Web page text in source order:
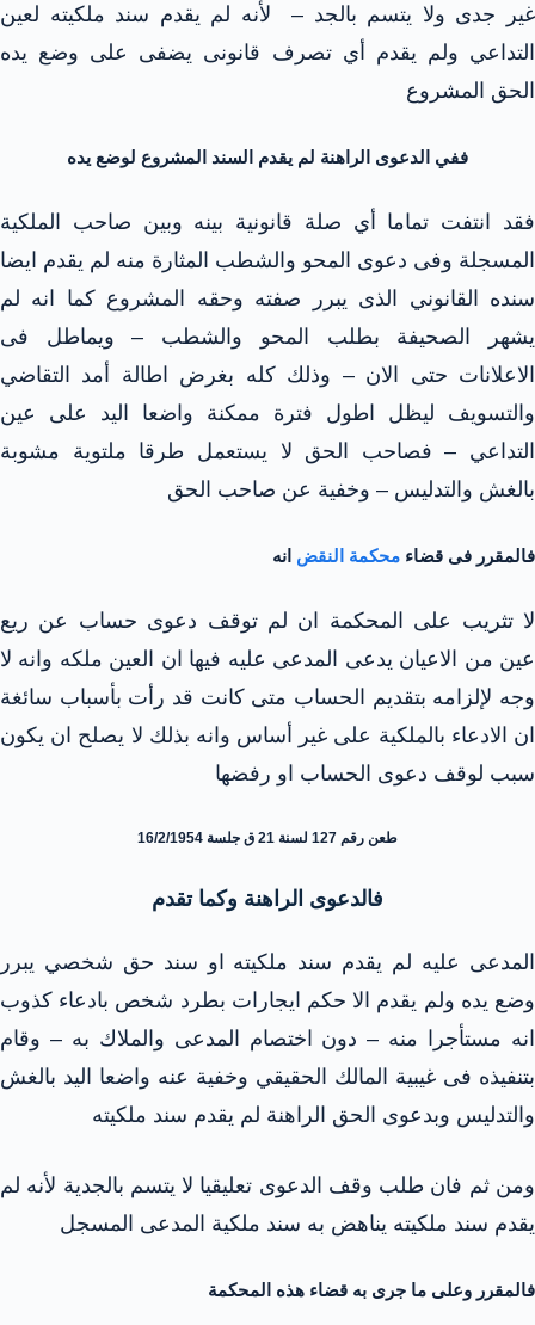
غير جدى ولا يتسم بالجد – لأنه لم يقدم سند ملكيته لعين
التداعي ولم يقدم أي تصرف قانونى يضفى على وضع يده
الحق المشروع
ففي الدعوى الراهنة لم يقدم السند المشروع لوضع يده
فقد انتفت تماما أي صلة قانونية بينه وبين صاحب الملكية
المسجلة وفى دعوى المحو والشطب المثارة منه لم يقدم ايضا
سنده القانوني الذى يبرر صفته وحقه المشروع كما انه لم
يشهر الصحيفة بطلب المحو والشطب – ويماطل فى
الاعلانات حتى الان – وذلك كله بغرض اطالة أمد التقاضي
والتسويف ليظل اطول فترة ممكنة واضعا اليد على عين
التداعي – فصاحب الحق لا يستعمل طرقا ملتوية مشوبة
بالغش والتدليس – وخفية عن صاحب الحق
فالمقرر فى قضاء محكمة النقض انه
لا تثريب على المحكمة ان لم توقف دعوى حساب عن ريع
عين من الاعيان يدعى المدعى عليه فيها ان العين ملكه وانه لا
وجه لإلزامه بتقديم الحساب متى كانت قد رأت بأسباب سائغة
ان الادعاء بالملكية على غير أساس وانه بذلك لا يصلح ان يكون
سبب لوقف دعوى الحساب او رفضها
طعن رقم 127 لسنة 21 ق جلسة 16/2/1954
فالدعوى الراهنة وكما تقدم
المدعى عليه لم يقدم سند ملكيته او سند حق شخصي يبرر
وضع يده ولم يقدم الا حكم ايجارات بطرد شخص بادعاء كذوب
انه مستأجرا منه – دون اختصام المدعى والملاك به – وقام
بتنفيذه فى غيبية المالك الحقيقي وخفية عنه واضعا اليد بالغش
والتدليس وبدعوى الحق الراهنة لم يقدم سند ملكيته
ومن ثم فان طلب وقف الدعوى تعليقيا لا يتسم بالجدية لأنه لم
يقدم سند ملكيته يناهض به سند ملكية المدعى المسجل
فالمقرر وعلى ما جرى به قضاء هذه المحكمة